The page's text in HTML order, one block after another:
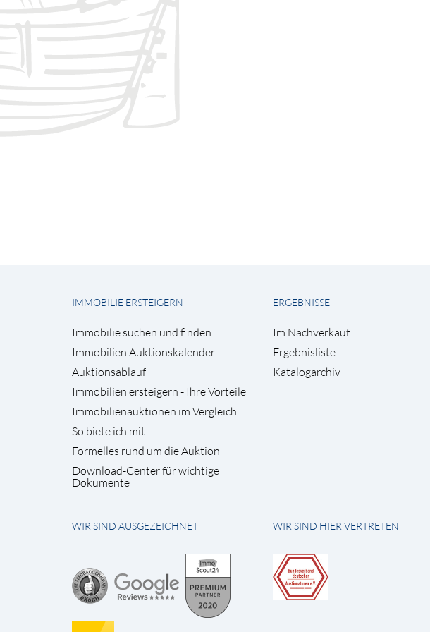
IMMOBILIE ERSTEIGERN
Immobilie suchen und finden
Immobilien Auktionskalender
Auktionsablauf
Immobilien ersteigern - Ihre Vorteile
Immobilienauktionen im Vergleich
So biete ich mit
Formelles rund um die Auktion
Download-Center für wichtige
Dokumente
ERGEBNISSE
Im Nachverkauf
Ergebnisliste
Katalogarchiv
WIR SIND AUSGEZEICHNET WIR SIND HIER VERTRETEN